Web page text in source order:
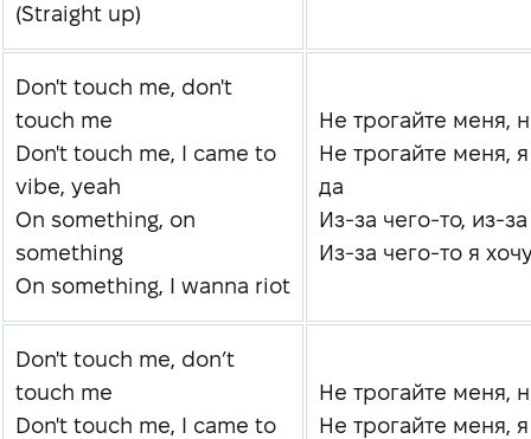
(Straight up)
Don't touch me, don't
touch me
Don't touch me, I came to
vibe, yeah
On something, on
something
On something, I wanna riot
Не трогайте меня,
Не трогайте меня,
да
Из-за чего-то, из-
Из-за чего-то я
Don't touch me, don’t
touch me
Don't touch me, I came to
Не трогайте меня,
Не трогайте меня,